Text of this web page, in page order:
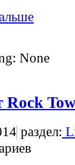
None
Rock
раздел: